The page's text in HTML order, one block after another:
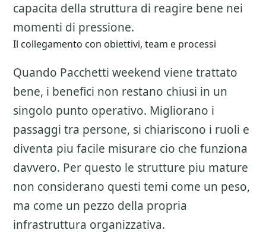
capacita della struttura di reagire bene nei
momenti di pressione.
Il collegamento con obiettivi, team e processi
Quando Pacchetti weekend viene trattato
bene, i benefici non restano chiusi in un
singolo punto operativo. Migliorano i
passaggi tra persone, si chiariscono i ruoli e
diventa piu facile misurare cio che funziona
davvero. Per questo le strutture piu mature
non considerano questi temi come un peso,
ma come un pezzo della propria
infrastruttura organizzativa.